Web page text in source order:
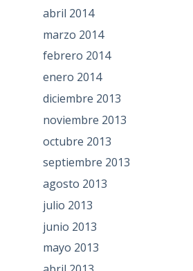
abril 2014
marzo 2014
febrero 2014
enero 2014
diciembre 2013
noviembre 2013
octubre 2013
septiembre 2013
agosto 2013
julio 2013
junio 2013
mayo 2013